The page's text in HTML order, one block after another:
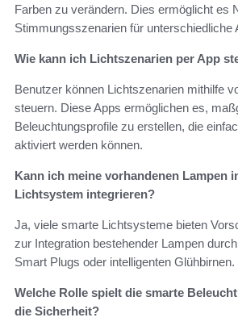
Farben zu verändern. Dies ermöglicht es
Stimmungsszenarien für unterschiedliche
Wie kann ich Lichtszenarien per App
Benutzer können Lichtszenarien mithilfe
steuern. Diese Apps ermöglichen es,
Beleuchtungsprofile zu erstellen, die
aktiviert werden können.
Kann ich meine vorhandenen Lampen
Lichtsystem integrieren?
Ja, viele smarte Lichtsysteme bieten
zur Integration bestehender Lampen
Smart Plugs oder intelligenten Glühbirnen.
Welche Rolle spielt die smarte
die Sicherheit?